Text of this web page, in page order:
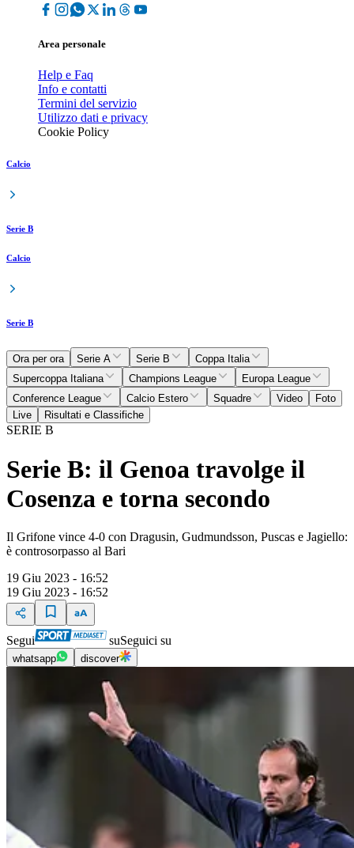
Area personale
Help e Faq
Info e contatti
Termini del servizio
Utilizzo dati e privacy
Cookie Policy
Calcio
Serie B
Calcio
Serie B
Ora per ora Serie A Serie B
Coppa Italia
Supercoppa Italiana
Champions League
Europa League
Conference League
Calcio Estero Squadre Video
Foto
Live
Risultati e Classifiche
SERIE B
Serie B: il Genoa travolge il
Cosenza e torna secondo
Il Grifone vince 4-0 con Dragusin, Gudmundsson, Puscas e Jagiello:
è controsorpasso al Bari
19 Giu 2023 - 16:52
19 Giu 2023 - 16:52
Segui suSeguici su
whatsapp discover